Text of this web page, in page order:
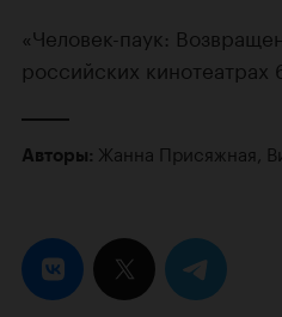
«Человек-паук:
российских кинотеатрах
Авторы: Жанна Присяжная,